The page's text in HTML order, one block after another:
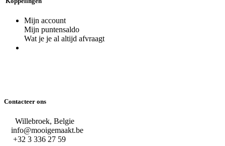
Mijn account
Mijn puntensaldo
Wat je je al altijd afvraagt
Contacteer ons
Willebroek, Belgie
info@mooigemaakt.be
+32 3 336 27 59